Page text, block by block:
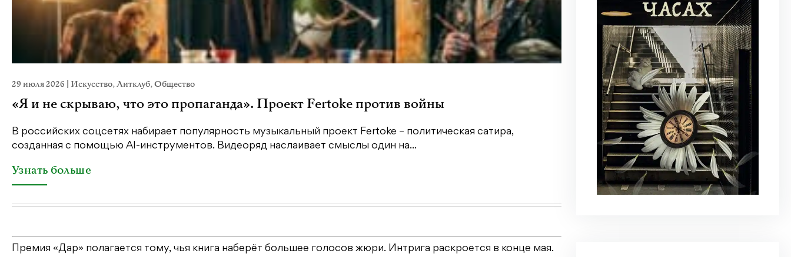
29 июля 2026 Искусство,Литклуб,Общество
«Я и не скрываю, что это пропаганда». Проект Fertoke против войны
В российских соцсетях набирает популярность музыкальный проект Fertoke – политическая сатира,
созданная с помощью AI-инструментов. Видеоряд наслаивает смыслы один на...
Узнать больше
23 июня 2026|Искусство
Молдова между фресками, дронами
На стыке границ Швейцарии, Франции и
искусства Art Basel. Она объединила на
Узнать больше
Премия «Дар» полагается тому, чья книга наберёт большее голосов жюри. Интрига раскроется в конце мая.